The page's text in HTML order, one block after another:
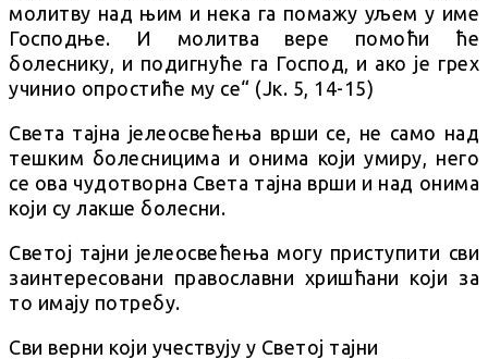
молитву над њим и нека га помажу уљем у име
Господње. И молитва вере помоћи ће
болеснику, и подигнуће га Господ, и ако је грех
учинио опростиће му се“ (Јк. 5, 14-15)
Света тајна јелеосвећења врши се, не само над
тешким болесницима и онима који умиру, него
се ова чудотворна Света тајна врши и над онима
који су лакше болесни.
Светој тајни јелеосвећења могу приступити сви
заинтересовани православни хришћани који за
то имају потребу.
Сви верни који учествују у Светој тајни